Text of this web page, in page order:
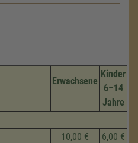
Erwachsene
Kinder
6–14
Jahre
10,00 €
6,00 €